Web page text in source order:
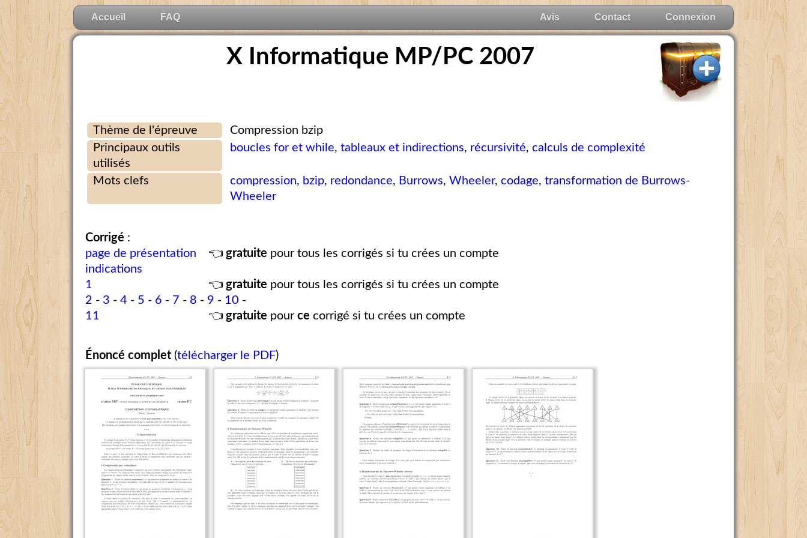
Accueil FAQ Connexion
Contact
Avis
X Informatique MP/PC 2007
Thème de l'épreuve
Compression bzip
Principaux outils
utilisés
boucles for et while,tableaux et indirections, récursivité,calculs de complexité
Mots clefs compression, bzip, redondance, Burrows,Wheeler,codage,transformation de Burrows-
Wheeler
Corrigé :
page de présentation
👈 gratuite pour tous les corrigés si tu crées un compte
indications
1
👈 gratuite pour tous les corrigés si tu crées un compte
2 - 3 - 4 - 5 - 6 - 7 - 8 - 9 - 10 -
11
👈 gratuite pour ce corrigé si tu crées un compte
Énoncé complet (télécharger le PDF)